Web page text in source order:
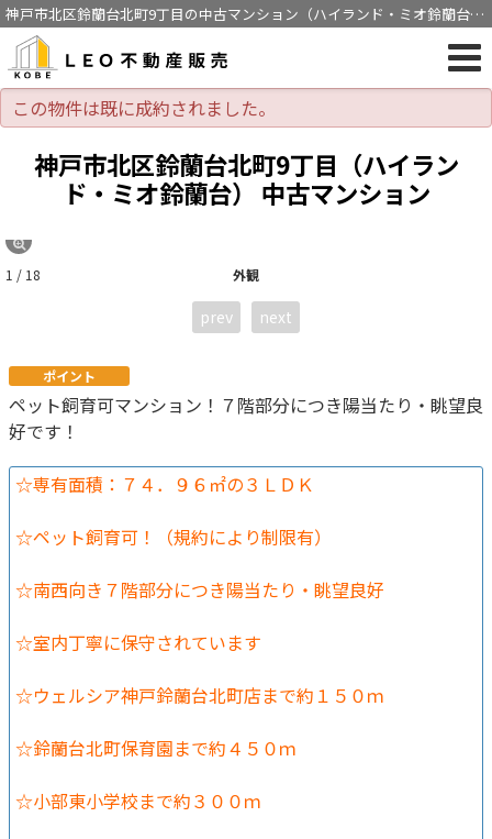
神戸市北区鈴蘭台北町9丁目の中古マンション（ハイランド・ミオ鈴蘭台・
3LDK・鈴蘭台駅徒歩19分）[1221]
この物件は既に成約されました。
神戸市北区鈴蘭台北町9丁目（ハイラン
ド・ミオ鈴蘭台） 中古マンション
外観
1 / 18
prev next
ポイント
ペット飼育可マンション！７階部分につき陽当たり・眺望良
好です！
☆専有面積：７４．９６㎡の３ＬＤＫ
☆ペット飼育可！（規約により制限有）
☆南西向き７階部分につき陽当たり・眺望良好
☆室内丁寧に保守されています
☆ウェルシア神戸鈴蘭台北町店まで約１５０ｍ
☆鈴蘭台北町保育園まで約４５０ｍ
☆小部東小学校まで約３００ｍ